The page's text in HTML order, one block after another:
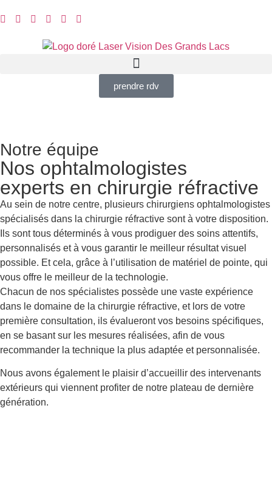
prendre rdv
Notre équipe
Nos ophtalmologistes
experts en chirurgie réfractive
Au sein de notre centre, plusieurs chirurgiens ophtalmologistes
spécialisés dans la chirurgie réfractive sont à votre disposition.
Ils sont tous déterminés à vous prodiguer des soins attentifs,
personnalisés et à vous garantir le meilleur résultat visuel
possible. Et cela, grâce à l’utilisation de matériel de pointe, qui
vous offre le meilleur de la technologie.
Chacun de nos spécialistes possède une vaste expérience
dans le domaine de la chirurgie réfractive, et lors de votre
première consultation, ils évalueront vos besoins spécifiques,
en se basant sur les mesures réalisées, afin de vous
recommander la technique la plus adaptée et personnalisée.
Nous avons également le plaisir d’accueillir des intervenants
extérieurs qui viennent profiter de notre plateau de dernière
génération.